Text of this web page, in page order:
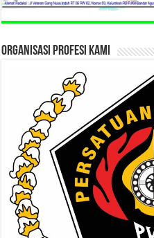
ORGANISASI PROFESI KAMI